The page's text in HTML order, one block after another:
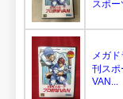
スポー
メガ
刊スポ
VAN...